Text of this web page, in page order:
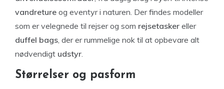
vandreture og eventyr i naturen. Der findes modeller
som er velegnede til rejser og som rejsetasker eller
duffel bags, der er rummelige nok til at opbevare alt
nødvendigt udstyr.
Størrelser og pasform